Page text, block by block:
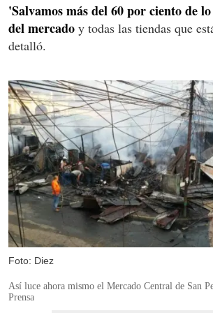
'Salvamos más del 60 por ciento de
del mercado y todas las tiendas que
detalló.
Foto: Diez
Así luce ahora mismo el Mercado Central de San
Prensa